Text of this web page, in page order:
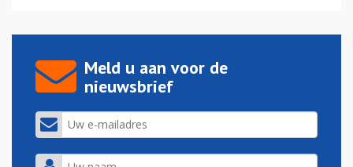
Meld u aan voor de
nieuwsbrief